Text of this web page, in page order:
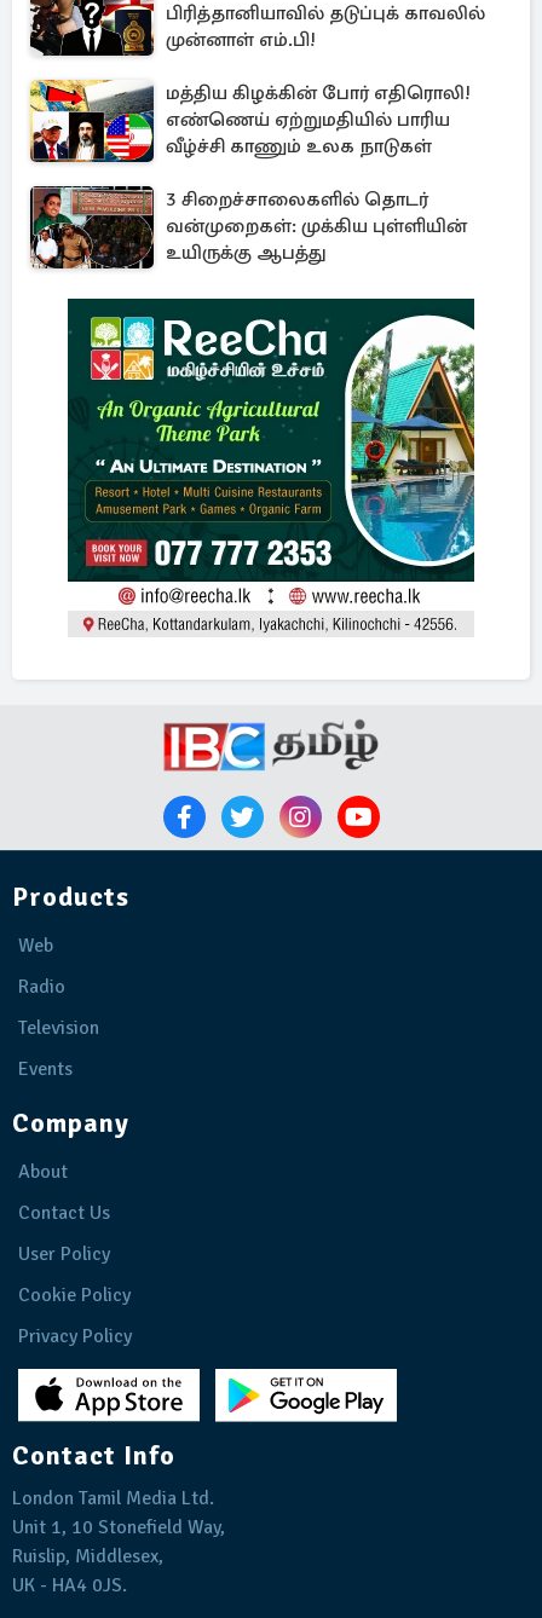
பிரித்தானியாவில் தடுப்புக் காவலில்
முன்னாள் எம்.பி!
மத்திய கிழக்கின் போர் எதிரொலி!
எண்ணெய் ஏற்றுமதியில் பாரிய
வீழ்ச்சி காணும் உலக நாடுகள்
3 சிறைச்சாலைகளில் தொடர்
வன்முறைகள்: முக்கிய புள்ளியின்
உயிருக்கு ஆபத்து
Products
Web
Radio
Television
Events
Company
About
Contact Us
User Policy
Cookie Policy
Privacy Policy
Contact Info
London Tamil Media Ltd.
Unit 1, 10 Stonefield Way,
Ruislip, Middlesex,
UK - HA4 0JS.